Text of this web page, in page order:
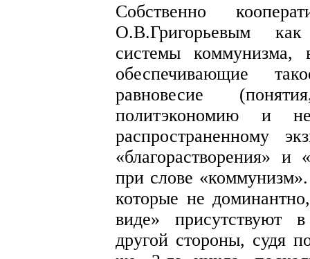
Собственно
О.В.Григорьевым
системы коммунизма,
обеспечивающие
равновесие
политэкономию и
распространенному
«благорастворения»
при слове
которые не
виде» присутствуют
другой стороны, судя